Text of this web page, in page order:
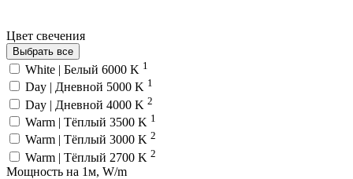
Цвет свечения
Выбрать все
White | Белый 6000 K 1
Day | Дневной 5000 K 1
Day | Дневной 4000 K 2
Warm | Тёплый 3500 K 1
Warm | Тёплый 3000 K 2
Warm | Тёплый 2700 K 2
Мощность на 1м, W/m